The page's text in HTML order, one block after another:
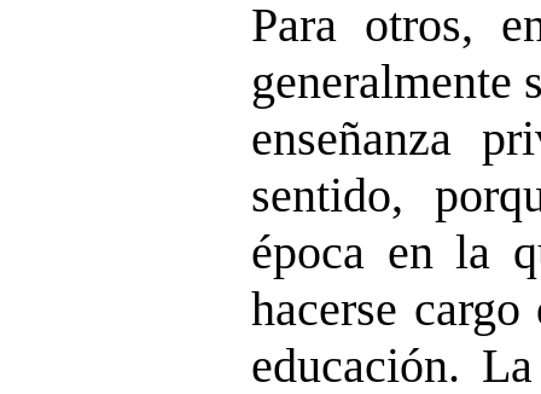
Para otros,
enseñanza
sentido,
época en la
hacerse
educación.